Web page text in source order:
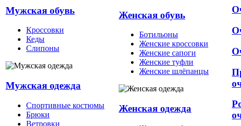
Мужская обувь
Кроссовки
Кеды
Слипоны
Мужская одежда
Спортивные костюмы
Брюки
Ветровки
Женская обувь
Ботильоны
Женские кроссовки
Женские сапоги
Женские туфли
Женские шлёпанцы
Женская одежда